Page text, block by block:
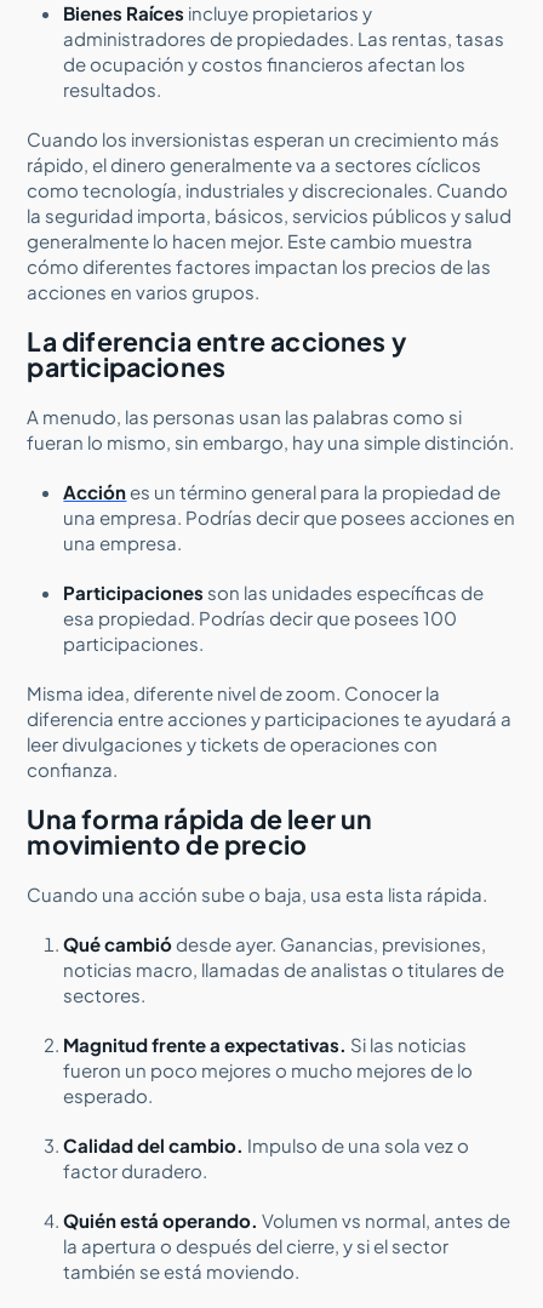
Bienes Raíces incluye propietarios y
administradores de propiedades. Las rentas, tasas
de ocupación y costos financieros afectan los
resultados.
Cuando los inversionistas esperan un crecimiento más
rápido, el dinero generalmente va a sectores cíclicos
como tecnología, industriales y discrecionales. Cuando
la seguridad importa, básicos, servicios públicos y salud
generalmente lo hacen mejor. Este cambio muestra
cómo diferentes factores impactan los precios de las
acciones en varios grupos.
La diferencia entre acciones y
participaciones
A menudo, las personas usan las palabras como si
fueran lo mismo, sin embargo, hay una simple distinción.
Acción es un término general para la propiedad de
una empresa. Podrías decir que posees acciones en
una empresa.
Participaciones son las unidades específicas de
esa propiedad. Podrías decir que posees 100
participaciones.
Misma idea, diferente nivel de zoom. Conocer la
diferencia entre acciones y participaciones te ayudará a
leer divulgaciones y tickets de operaciones con
confianza.
Una forma rápida de leer un
movimiento de precio
Cuando una acción sube o baja, usa esta lista rápida.
Qué cambió desde ayer. Ganancias, previsiones,
noticias macro, llamadas de analistas o titulares de
sectores.
Magnitud frente a expectativas. Si las noticias
fueron un poco mejores o mucho mejores de lo
esperado.
Calidad del cambio. Impulso de una sola vez o
factor duradero.
Quién está operando. Volumen vs normal, antes de
la apertura o después del cierre, y si el sector
también se está moviendo.